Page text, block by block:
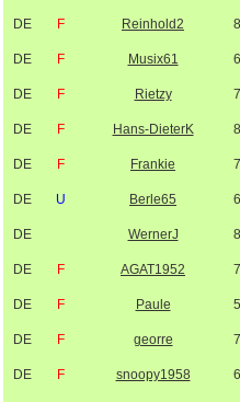
DE F Reinhold2
DE F Musix61
DE F Rietzy
DE F Hans-DieterK
DE F Frankie
DE U Berle65
DE WernerJ
DE F AGAT1952
DE F Paule
DE F georre
DE F snoopy1958